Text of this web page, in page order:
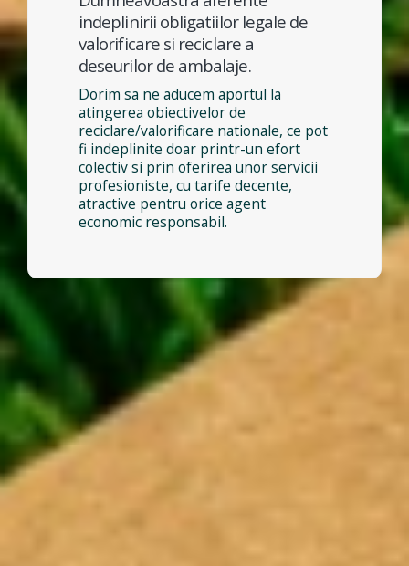
indeplinirii obligatiilor legale de
valorificare si reciclare a
deseurilor de ambalaje.
Dorim sa ne aducem aportul la
atingerea obiectivelor de
reciclare/valorificare nationale, ce pot
fi indeplinite doar printr-un efort
colectiv si prin oferirea unor servicii
profesioniste, cu tarife decente,
atractive pentru orice agent
economic responsabil.